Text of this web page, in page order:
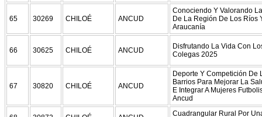
65 30269 CHILOÉ ANCUD
Conociendo Y Valorando
De La Región De Los Ríos
Araucanía
66 30625 CHILOÉ ANCUD
Disfrutando La Vida Con
Colegas 2025
67 30820 CHILOÉ ANCUD
Deporte Y Competición De
Barrios Para Mejorar La
E Integrar A Mujeres
Ancud
Cuadrangular Rural Por